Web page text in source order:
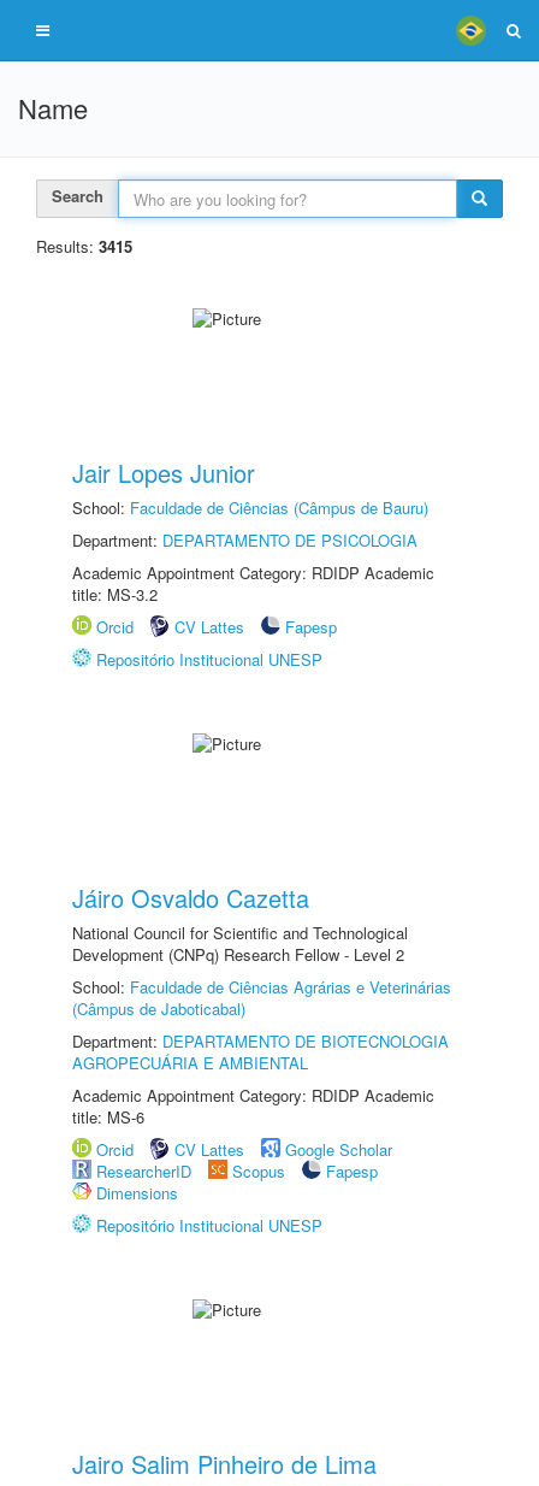
Name
Search
Results: 3415
Jair Lopes Junior
School: Faculdade de Ciências (Câmpus de Bauru)
Department: DEPARTAMENTO DE PSICOLOGIA
Academic Appointment Category: RDIDP Academic
title: MS-3.2
Orcid
CV Lattes
Fapesp
Repositório Institucional UNESP
Jáiro Osvaldo Cazetta
National Council for Scientific and Technological
Development (CNPq) Research Fellow - Level 2
School: Faculdade de Ciências Agrárias e Veterinárias
(Câmpus de Jaboticabal)
Department: DEPARTAMENTO DE BIOTECNOLOGIA
AGROPECUÁRIA E AMBIENTAL
Academic Appointment Category: RDIDP Academic
title: MS-6
Orcid
CV Lattes
Google Scholar
ResearcherID
Scopus
Fapesp
Dimensions
Repositório Institucional UNESP
Jairo Salim Pinheiro de Lima